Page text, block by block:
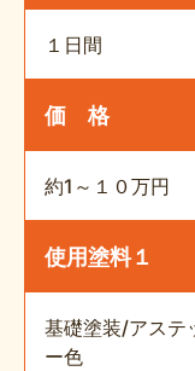
１日間
価 格
約1～１０万円
使用塗料１
基礎塗装/アステ
ー色